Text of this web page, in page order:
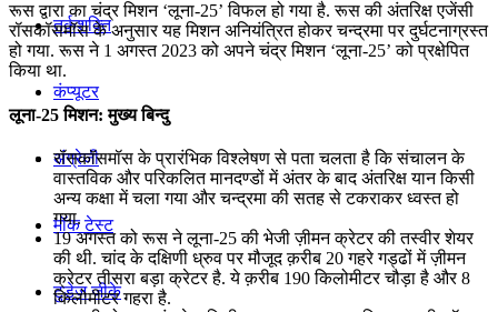
तर्कशक्ति
कंप्यूटर
अंग्रेजी
मॉक टेस्ट
टुडेज जीके
रूस द्वारा का चंद्र मिशन ‘लूना-25’ विफल हो गया है. रूस की अंतरिक्ष एजेंसी
रॉसकॉसमॉस के अनुसार यह मिशन अनियंत्रित होकर चन्द्रमा पर दुर्घटनाग्रस्‍त
हो गया. रूस ने 1 अगस्त 2023 को अपने चंद्र मिशन ‘लूना-25’ को प्रक्षेपित
किया था.
लूना-25 मिशन: मुख्य बिन्दु
रॉसकॉसमॉस के प्रारंभिक विश्‍लेषण से प‍ता चलता है कि संचालन के
वास्‍तविक और परिकलित मानदण्‍डों में अंतर के बाद अंतरिक्ष यान किसी
अन्य कक्षा में चला गया और चन्द्रमा की सतह से टकराकर ध्वस्त हो
गया.
19 अगस्त को रूस ने लूना-25 की भेजी ज़ीमन क्रेटर की तस्वीर शेयर
की थी. चांद के दक्षिणी ध्रुव पर मौजूद क़रीब 20 गहरे गड्ढों में ज़ीमन
क्रेटर तीसरा बड़ा क्रेटर है. ये क़रीब 190 किलोमीटर चौड़ा है और 8
किलोमीटर गहरा है.